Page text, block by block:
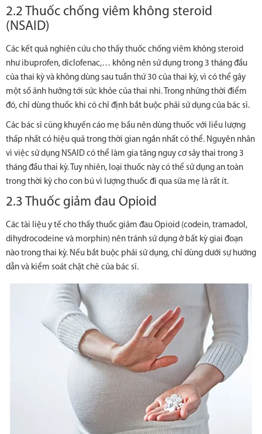
2.2 Thuốc chống viêm không steroid
(NSAID)
Các kết quả nghiên cứu cho thấy thuốc chống viêm không steroid
như ibuprofen, diclofenac,… không nên sử dụng trong 3 tháng đầu
của thai kỳ và không dùng sau tuần thứ 30 của thai kỳ, vì có thể gây
một số ảnh hưởng tới sức khỏe của thai nhi. Trong những thời điểm
đó, chỉ dùng thuốc khi có chỉ định bắt buộc phải sử dụng của bác sĩ.
Các bác sĩ cũng khuyến cáo mẹ bầu nên dùng thuốc với liều lượng
thấp nhất có hiệu quả trong thời gian ngắn nhất có thể. Nguyên nhân
vì việc sử dụng NSAID có thể làm gia tăng nguy cơ sảy thai trong 3
tháng đầu thai kỳ. Tuy nhiên, loại thuốc này có thể sử dụng an toàn
trong thời kỳ cho con bú vì lượng thuốc đi qua sữa mẹ là rất ít.
2.3 Thuốc giảm đau Opioid
Các tài liệu y tế cho thấy thuốc giảm đau Opioid (codein, tramadol,
dihydrocodeine và morphin) nên tránh sử dụng ở bất kỳ giai đoạn
nào trong thai kỳ. Nếu bắt buộc phải sử dụng, chỉ dùng dưới sự hướng
dẫn và kiểm soát chặt chẽ của bác sĩ.